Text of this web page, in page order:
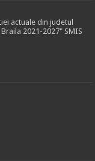
actuale din judetul
2021-2027" SMIS